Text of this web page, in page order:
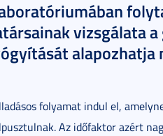
vizsgálata
alapozhatja
folyamat indul el,
Az időfaktor azért